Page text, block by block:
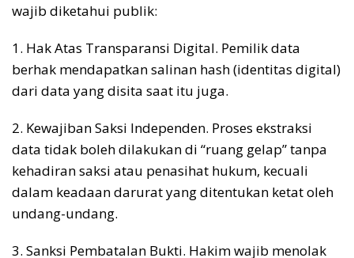
wajib diketahui publik:
1. Hak Atas Transparansi Digital. Pemilik data
berhak mendapatkan salinan hash (identitas digital)
dari data yang disita saat itu juga.
2. Kewajiban Saksi Independen. Proses ekstraksi
data tidak boleh dilakukan di “ruang gelap” tanpa
kehadiran saksi atau penasihat hukum, kecuali
dalam keadaan darurat yang ditentukan ketat oleh
undang-undang.
3. Sanksi Pembatalan Bukti. Hakim wajib menolak